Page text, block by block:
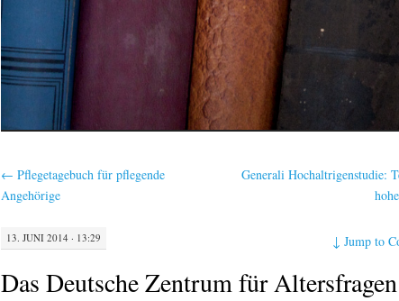
← Pflegetagebuch für pflegende
Angehörige
Generali Hochaltrigenstudie:
13. JUNI 2014 · 13:29 ↓Jump to
Das Deutsche Zentrum für